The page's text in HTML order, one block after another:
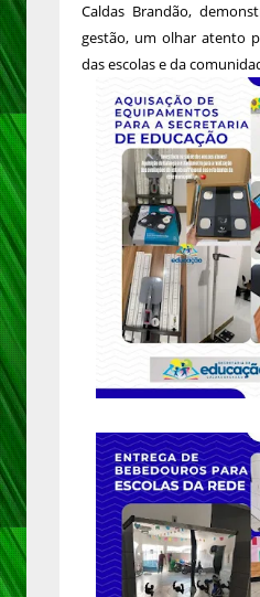
Caldas Brandão,
gestão, um olhar atento
das escolas e da